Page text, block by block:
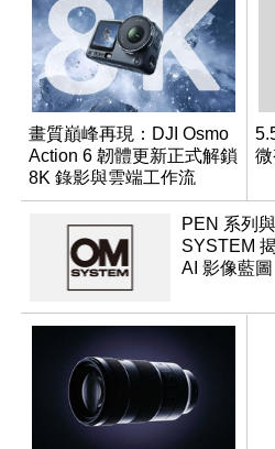
畫質巔峰再現：DJI Osmo
Action 6 韌體更新正式解鎖
8K 錄影與雲端工作流
PEN 系列
SYSTEM
AI 影像藍圖